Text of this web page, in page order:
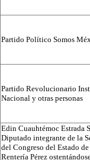
Partido Político Somos
Partido Revolucionario
Nacional y otras personas
Edin Cuauhtémoc Estrada
Diputado integrante de la
del Congreso del Estado
Rentería Pérez